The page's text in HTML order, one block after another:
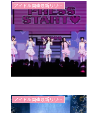
アイドル関連最新リリース
アイドル関連最新リリース